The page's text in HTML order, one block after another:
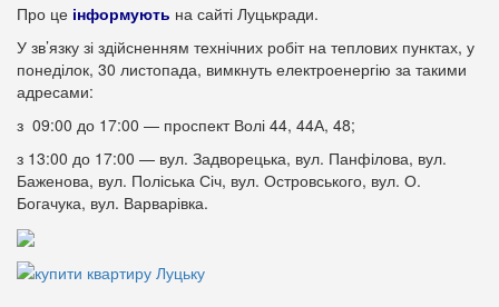
Про це інформують на сайті Луцькради.
У зв’язку зі здійсненням технічних робіт на теплових пунктах, у
понеділок, 30 листопада, вимкнуть електроенергію за такими
адресами:
з 09:00 до 17:00 — проспект Волі 44, 44А, 48;
з 13:00 до 17:00 — вул. Задворецька, вул. Панфілова, вул.
Баженова, вул. Поліська Січ, вул. Островського, вул. О.
Богачука, вул. Варварівка.